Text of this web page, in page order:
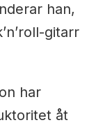
han,
gitarr
har
åt